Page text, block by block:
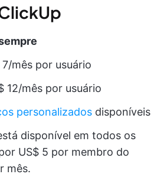
7/mês por usuário
12/mês por usuário
personalizados disponíveis
disponível em todos os
US$ 5 por membro do
mês.